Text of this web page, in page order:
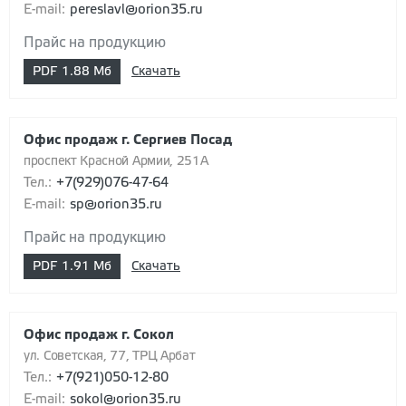
E-mail: pereslavl@orion35.ru
Прайс на продукцию
PDF 1.88 Мб Скачать
Офис продаж г. Сергиев Посад
проспект Красной Армии, 251А
Тел.: +7(929)076-47-64
E-mail: sp@orion35.ru
Прайс на продукцию
PDF 1.91 Мб Скачать
Офис продаж г. Сокол
ул. Советская, 77, ТРЦ Арбат
Тел.: +7(921)050-12-80
E-mail: sokol@orion35.ru